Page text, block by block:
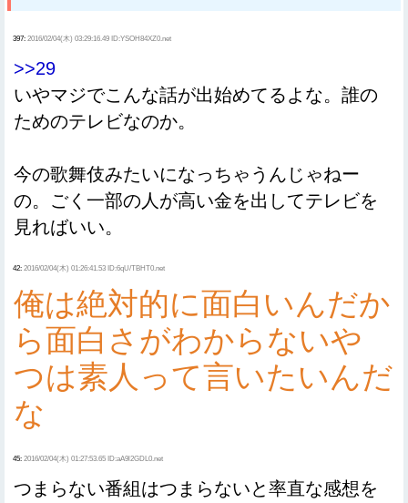
397: 2016/02/04(木) 03:29:16.49 ID:YSOH84XZ0.net
>>29
いやマジでこんな話が出始めてるよな。誰の
ためのテレビなのか。
今の歌舞伎みたいになっちゃうんじゃねー
の。ごく一部の人が高い金を出してテレビを
見ればいい。
42: 2016/02/04(木) 01:26:41.53 ID:6qU/TBHT0.net
俺は絶対的に面白いんだか
ら面白さがわからないや
つは素人って言いたいんだ
な
45: 2016/02/04(木) 01:27:53.65 ID:aA9l2GDL0.net
つまらない番組はつまらないと率直な感想を